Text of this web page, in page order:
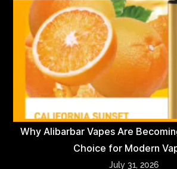
Why Alibarbar Vapes Are
Choice for Modern
July 31, 2026